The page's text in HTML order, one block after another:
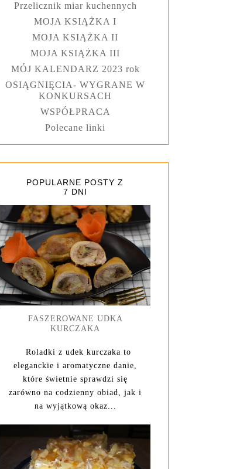
Przelicznik miar kuchennych
MOJA KSIĄŻKA I
MOJA KSIĄŻKA II
MOJA KSIĄŻKA III
MÓJ KALENDARZ 2023 rok
OSIĄGNIĘCIA- WYGRANE W
KONKURSACH
WSPÓŁPRACA
Polecane linki
POPULARNE POSTY Z
7 DNI
FASZEROWANE UDKA
KURCZAKA
Roladki z udek kurczaka to
eleganckie i aromatyczne danie,
które świetnie sprawdzi się
zarówno na codzienny obiad, jak i
na wyjątkową okaz...